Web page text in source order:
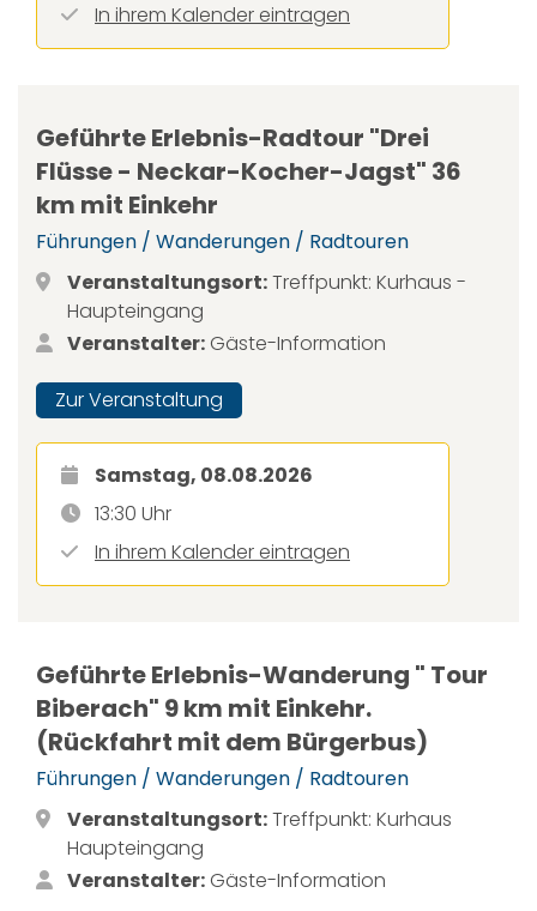
In ihrem Kalender eintragen
Geführte Erlebnis-Radtour "Drei
Flüsse - Neckar-Kocher-Jagst" 36
km mit Einkehr
Führungen / Wanderungen / Radtouren
Veranstaltungsort:Treffpunkt: Kurhaus -
Haupteingang
Veranstalter: Gäste-Information
Zur Veranstaltung
Samstag, 08.08.2026
13:30 Uhr
In ihrem Kalender eintragen
Geführte Erlebnis-Wanderung " Tour
Biberach" 9 km mit Einkehr.
(Rückfahrt mit dem Bürgerbus)
Führungen / Wanderungen / Radtouren
Veranstaltungsort:Treffpunkt: Kurhaus
Haupteingang
Veranstalter: Gäste-Information